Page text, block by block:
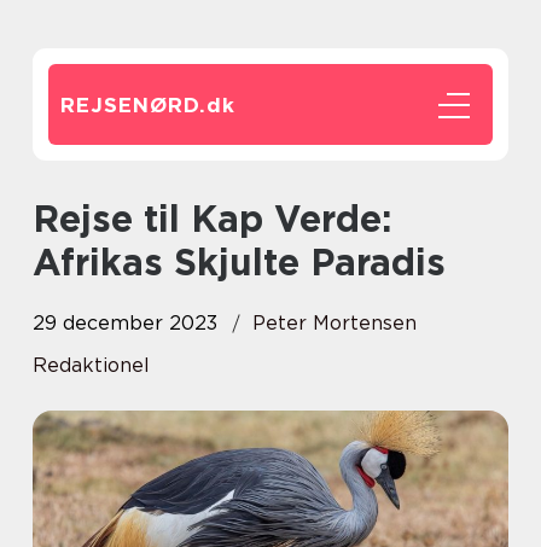
REJSENØRD.dk
Rejse til Kap Verde:
Afrikas Skjulte Paradis
29 december 2023
Peter Mortensen
Redaktionel